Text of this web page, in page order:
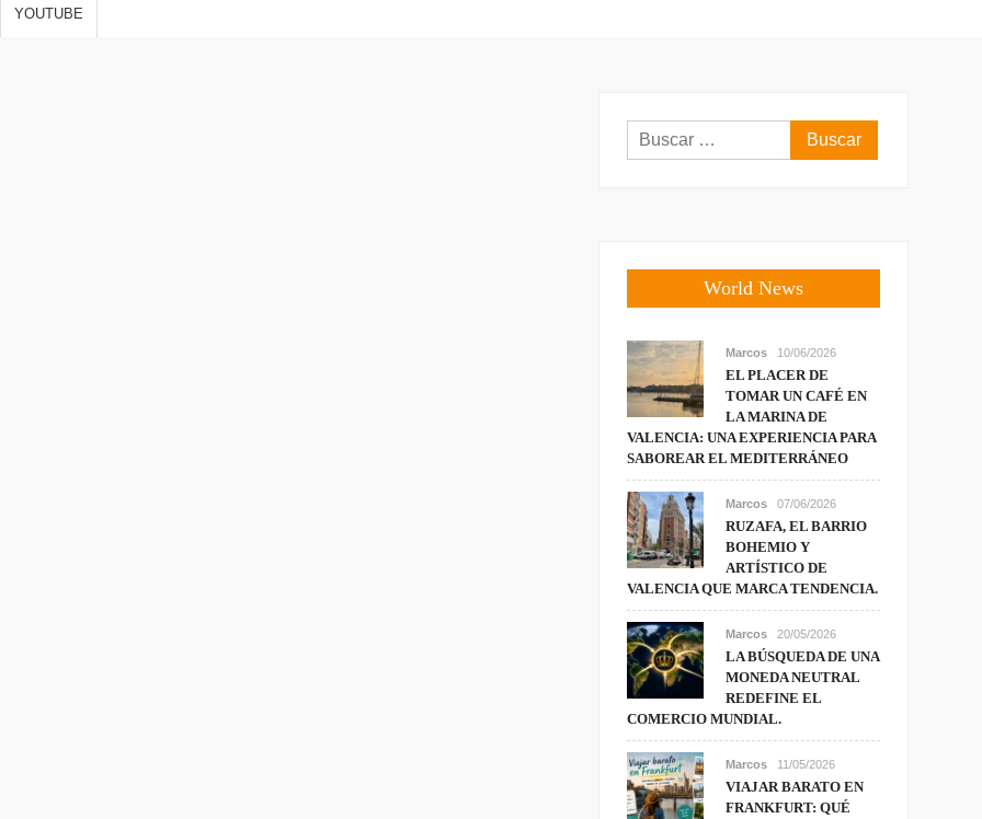
de vida,
YOUTUBE
Buscar:
World News
Marcos 10/06/2026
EL PLACER DE
TOMAR UN CAFÉ EN
LA MARINA DE
VALENCIA: UNA EXPERIENCIA PARA
SABOREAR EL MEDITERRÁNEO
Marcos 07/06/2026
RUZAFA, EL BARRIO
BOHEMIO Y
ARTÍSTICO DE
VALENCIA QUE MARCA TENDENCIA.
Marcos 20/05/2026
LA BÚSQUEDA DE UNA
MONEDA NEUTRAL
REDEFINE EL
COMERCIO MUNDIAL.
Marcos 11/05/2026
VIAJAR BARATO EN
FRANKFURT: QUÉ